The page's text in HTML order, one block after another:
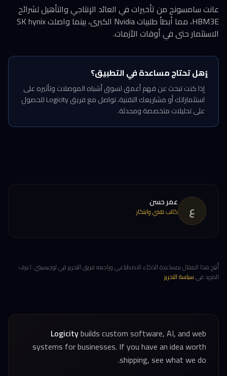
عانت سامسونج من تأخيرات في العائد الإنتاجي والتأهيل لشرائح
HBM3E، مما أبطأ طلبيات Nvidia الكبرى، بينما واصلت SK hynix
الاستثمار حتى في أوقات الأزمات.
ℹ️هل تحتاج مساعدة في التطبيق؟
إذا كنت تبحث عن فهم أعمق لسوق أشباه الموصلات وتأثيره على
استثماراتك أو مشاريعك التقنية، تواصل مع فريق Logicity للحصول
على تحليلات متخصصة ومحدثة.
ع عمر حسن
كاتب تقني وابتكار
أُنتِج هذا المقال بمساعدة الذكاء الاصطناعي وراجعه فريق التحرير في لوجيسيتي. اعرف
المزيد فيسياسة التحرير.
Logicitybuilds custom software, AI, and web
systems for businesses. If you have an idea worth
shipping, see what we do.